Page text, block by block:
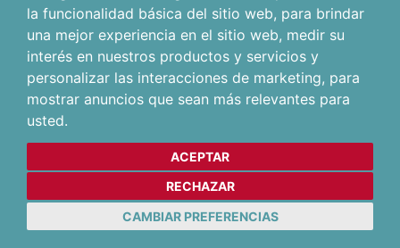
la funcionalidad básica del sitio web, para brindar
una mejor experiencia en el sitio web, medir su
interés en nuestros productos y servicios y
personalizar las interacciones de marketing, para
mostrar anuncios que sean más relevantes para
usted.
ACEPTAR
RECHAZAR
CAMBIAR PREFERENCIAS